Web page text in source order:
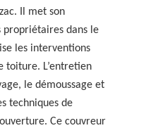
Il met son
propriétaires dans le
les interventions
toiture. L’entretien
le démoussage et
techniques de
Ce couvreur